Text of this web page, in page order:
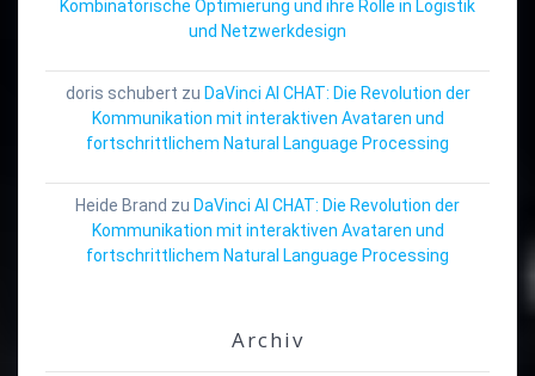
Kombinatorische Optimierung und ihre Rolle in Logistik
und Netzwerkdesign
doris schubert zu DaVinci AI CHAT: Die Revolution der
Kommunikation mit interaktiven Avataren und
fortschrittlichem Natural Language Processing
Heide Brand zu DaVinci AI CHAT: Die Revolution der
Kommunikation mit interaktiven Avataren und
fortschrittlichem Natural Language Processing
Archiv